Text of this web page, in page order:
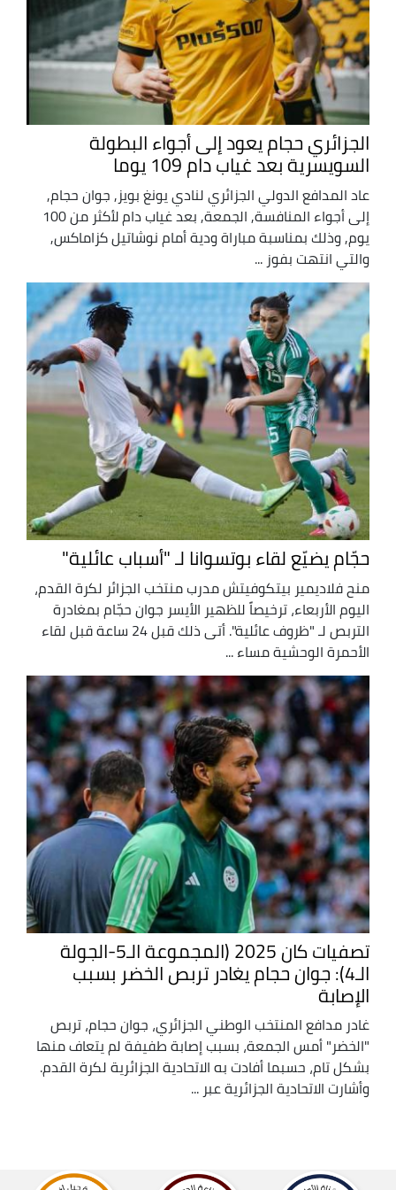
الجزائري حجام يعود إلى أجواء البطولة
السويسرية بعد غياب دام 109 يوما
عاد المدافع الدولي الجزائري لنادي يونغ بويز, جوان حجام,
إلى أجواء المنافسة, الجمعة, بعد غياب دام لأكثر من 100
يوم, وذلك بمناسبة مباراة ودية أمام نوشاتيل كزاماكس,
والتي انتهت بفوز ...
حجّام يضيّع لقاء بوتسوانا لـ "أسباب عائلية"
منح فلاديمير بيتكوفيتش مدرب منتخب الجزائر لكرة القدم،
اليوم الأربعاء، ترخيصاً للظهير الأيسر جوان حجّام بمغادرة
التربص لـ "ظروف عائلية". أتى ذلك قبل 24 ساعة قبل لقاء
الأحمرة الوحشية مساء ...
تصفيات كان 2025 (المجموعة الـ5-الجولة
الـ4): جوان حجام يغادر تربص الخضر بسبب
الإصابة
غادر مدافع المنتخب الوطني الجزائري، جوان حجام، تربص
"الخضر" أمس الجمعة، بسبب إصابة طفيفة لم يتعاف منها
بشكل تام، حسبما أفادت به الاتحادية الجزائرية لكرة القدم.
وأشارت الاتحادية الجزائرية عبر ...